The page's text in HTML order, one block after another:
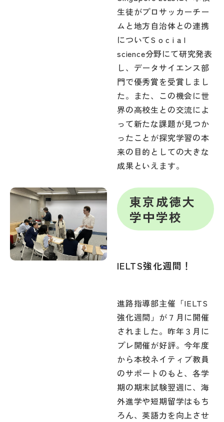
生徒がプロサッカーチー
ムと地方自治体との連携
についてS o c i a l
science分野にて研究発表
し、データサイエンス部
門で優秀賞を受賞しまし
た。また、この機会に世
界の高校生との交流によ
って新たな課題が見つか
ったことが探究学習の本
来の目的としての大きな
成果といえます。
東京成徳大
学中学校
IELTS強化週間！
進路指導部主催「IELTS
強化週間」が７月に開催
されました。昨年３月に
プレ開催が好評。今年度
から本校ネイティブ教員
のサポートのもと、各学
期の期末試験翌週に、海
外進学や短期留学はもち
ろん、英語力を向上させ